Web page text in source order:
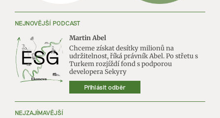
NEJNOVĚJŠÍ PODCAST
Martin Abel
Chceme získat desítky milionů na
udržitelnost, říká právník Abel. Po střetu s
Turkem rozjíždí fond s podporou
developera Sekyry
Přihlásit odběr
NEJZAJÍMAVĚJŠÍ